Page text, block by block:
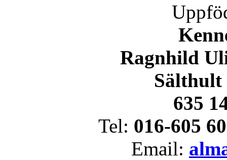
Ragnhild
Sälthult
635
Tel: 016-605 60
Email: